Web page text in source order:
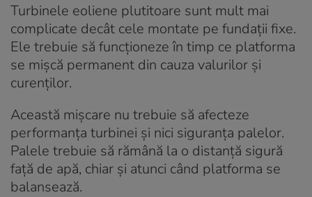
Turbinele eoliene plutitoare sunt mult mai
complicate decât cele montate pe fundații fixe.
Ele trebuie să funcționeze în timp ce platforma
se mișcă permanent din cauza valurilor și
curenților.
Această mișcare nu trebuie să afecteze
performanța turbinei și nici siguranța palelor.
Palele trebuie să rămână la o distanță sigură
față de apă, chiar și atunci când platforma se
balansează.